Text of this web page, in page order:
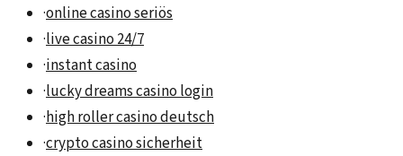
·online casino seriös
·live casino 24/7
·instant casino
·lucky dreams casino login
·high roller casino deutsch
·crypto casino sicherheit